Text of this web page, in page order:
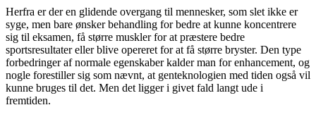
Herfra er der en glidende overgang til mennesker, som slet ikke er
syge, men bare ønsker behandling for bedre at kunne koncentrere
sig til eksamen, få større muskler for at præstere bedre
sportsresultater eller blive opereret for at få større bryster. Den type
forbedringer af normale egenskaber kalder man for enhancement, og
nogle forestiller sig som nævnt, at genteknologien med tiden også vil
kunne bruges til det. Men det ligger i givet fald langt ude i
fremtiden.